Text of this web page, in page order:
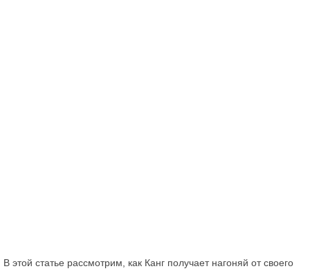
В этой статье рассмотрим, как Канг получает нагоняй от своего